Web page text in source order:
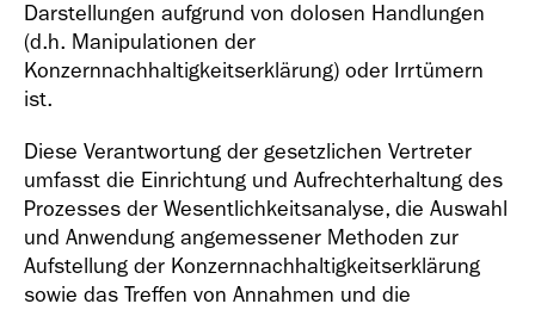
Darstellungen aufgrund von dolosen Handlungen
(d.h. Manipulationen der
Konzernnachhaltigkeitserklärung) oder Irrtümern
ist.
Diese Verantwortung der gesetzlichen Vertreter
umfasst die Einrichtung und Aufrechterhaltung des
Prozesses der Wesentlichkeitsanalyse, die Auswahl
und Anwendung angemessener Methoden zur
Aufstellung der Konzernnachhaltigkeitserklärung
sowie das Treffen von Annahmen und die